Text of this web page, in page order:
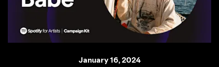
January 16, 2024